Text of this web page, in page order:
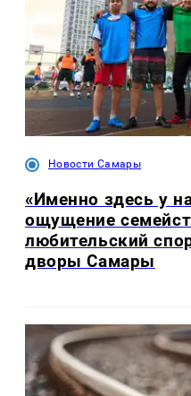
Новости Самары
«Именно здесь у
ощущение
любительский
дворы Самары